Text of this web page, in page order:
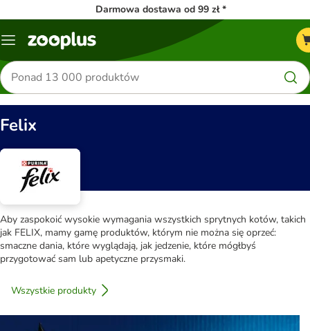
Darmowa dostawa od 99 zł *
Menu
Szukaj
produktów
Felix
Aby zaspokoić wysokie wymagania wszystkich sprytnych kotów, takich
jak FELIX, mamy gamę produktów, którym nie można się oprzeć:
smaczne dania, które wyglądają, jak jedzenie, które mógłbyś
przygotować sam lub apetyczne przysmaki.
Wszystkie produkty